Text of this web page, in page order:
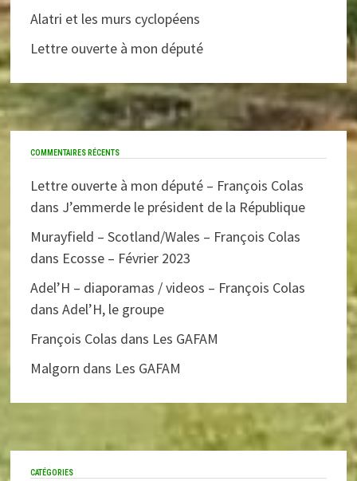
Alatri et les murs cyclopéens
Lettre ouverte à mon député
COMMENTAIRES RÉCENTS
Lettre ouverte à mon député – François Colas
dans J’emmerde le président de la République
Murayfield – Scotland/Wales – François Colas
dans Ecosse – Février 2023
Adel’H – diaporamas / videos – François Colas
dansAdel’H, le groupe
François Colas dans Les GAFAM
Malgorn dans Les GAFAM
CATÉGORIES